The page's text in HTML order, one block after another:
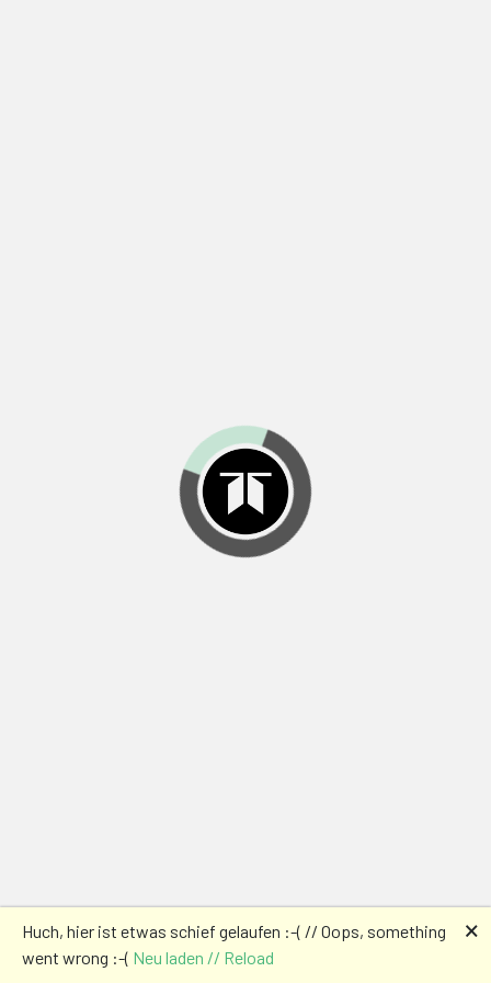
Huch, hier ist etwas schief gelaufen :-( // Oops, something
went wrong :-( Neu laden // Reload
🗙